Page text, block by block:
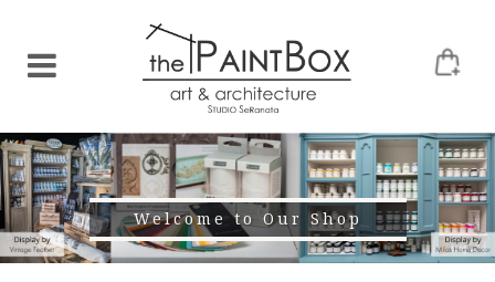
Welcome to Our Shop